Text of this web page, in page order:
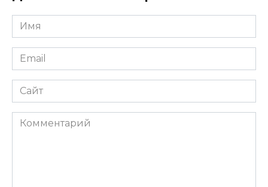
Имя
*
Email
*
Сайт
Комментарий